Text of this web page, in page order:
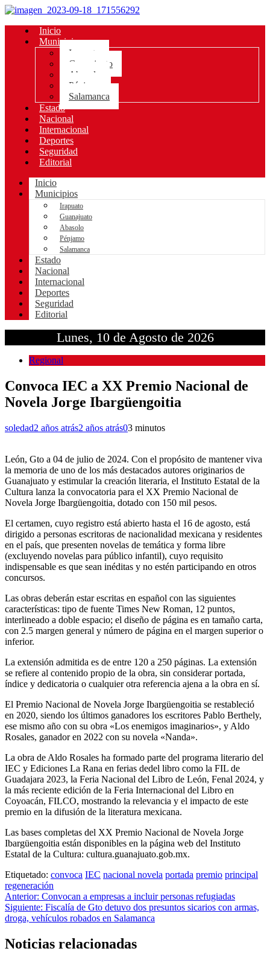
Inicio
Municipios
Irapuato
Guanajuato
Abasolo
Pénjamo
Salamanca
Estado
Nacional
Internacional
Deportes
Seguridad
Editorial
Inicio
Municipios
Irapuato
Guanajuato
Abasolo
Pénjamo
Salamanca
Estado
Nacional
Internacional
Deportes
Seguridad
Editorial
Lunes, 10 de Agosto de 2026
Regional
Convoca IEC a XX Premio Nacional de
Novela Jorge Ibargüengoitia
soledad2 años atrás2 años atrás03 minutos
León, Gto a 04 de julio de 2024. Con el propósito de mantener viva
la memoria de uno de los más destacados autores originarios de
Guanajuato y estimular la creación literaria, el Instituto Estatal de la
Cultura lanza la convocatoria para el XX Premio Nacional de
Novela Jorge Ibargüengoitia, dotado con 150 mil pesos.
El certamen, cuyo registro está abierto hasta el 16 de agosto, está
dirigido a personas escritoras de nacionalidad mexicana y residentes
en el país, que presenten novelas de temática y forma libre
(excluyendo novelas para público infantil), cuyo requisito
indispensable es que sean inéditas y no estén participando en otros
concursos.
Las obras deberán estar escritas en español con las siguientes
características: tipo de fuente Times New Roman, 12 puntos,
interlineado a doble espacio; el diseño de página es en tamaño carta,
con 2.5 margen general y número de página en el margen superior o
inferior.
La extensión admitida es de entre 120 a 250 páginas. La extensión
se refiere al contenido propio de la obra, sin considerar portada,
índice y dedicatoria o cualquier otra referencia ajena a la obra en sí.
El Premio Nacional de Novela Jorge Ibargüengoitia se restableció
en 2020, siendo los últimos ganadores los escritores Pablo Berthely,
ese mismo año con su obra «Los enemigos imaginarios», y Aldo
Rosales, ganador en 2022 con su novela «Nanda».
La obra de Aldo Rosales ha formado parte del programa literario del
IEC y Ediciones La Rana en ferias dedel libro como la FIL de
Guadajara 2023, la Feria Nacional del Libro de León, Fenal 2024, y
la más reciente edición de la Feria Internacional del Libro en
Coyoacán, FILCO, mostrando la relevancia y el impacto de este
premio en la difusión de la literatura mexicana.
Las bases completas del XX Premio Nacional de Novela Jorge
Ibargüengoitia están disponibles en la página web del Instituto
Estatal de la Cultura: cultura.guanajuato.gob.mx.
Etiquetado: convoca IEC nacional novela portada premio principal
regeneración
Navegación
de
Anterior: Convocan a empresas a incluir personas refugiadas
Siguiente: Fiscalía de Gto detuvo dos presuntos sicarios con armas,
droga, vehículos robados en Salamanca
Noticias relacionadas